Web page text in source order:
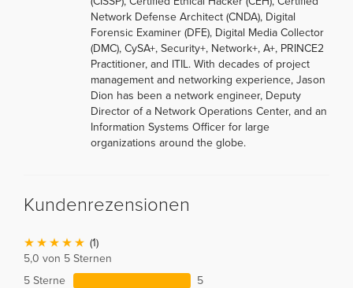
Network Defense Architect (CNDA), Digital
Forensic Examiner (DFE), Digital Media Collector
(DMC), CySA+, Security+, Network+, A+, PRINCE2
Practitioner, and ITIL. With decades of project
management and networking experience, Jason
Dion has been a network engineer, Deputy
Director of a Network Operations Center, and an
Information Systems Officer for large
organizations around the globe.
Kundenrezensionen
(1)
5,0 von 5 Sternen
5 Sterne
5